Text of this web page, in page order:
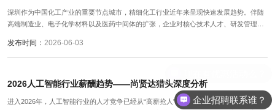
深圳作为中国化工产业的重要节点城市，精细化工行业近年来呈现快速发展趋势。伴随
高端制造业、电子化学材料以及医药中间体的扩张，企业对核心技术人才、研发管理人
发布时间： 2026-06-03
2026人工智能行业薪酬趋势——尚贤达猎头深度分析
进入2026年，人工智能行业的人才竞争已经从“高薪抢人”进入“战略级人才争夺”阶段。
企业招聘联系谁？